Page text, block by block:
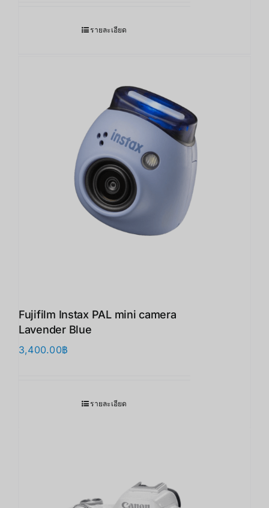
รายละเอียด
Fujifilm Instax PAL mini camera
Lavender Blue
3,400.00฿
รายละเอียด